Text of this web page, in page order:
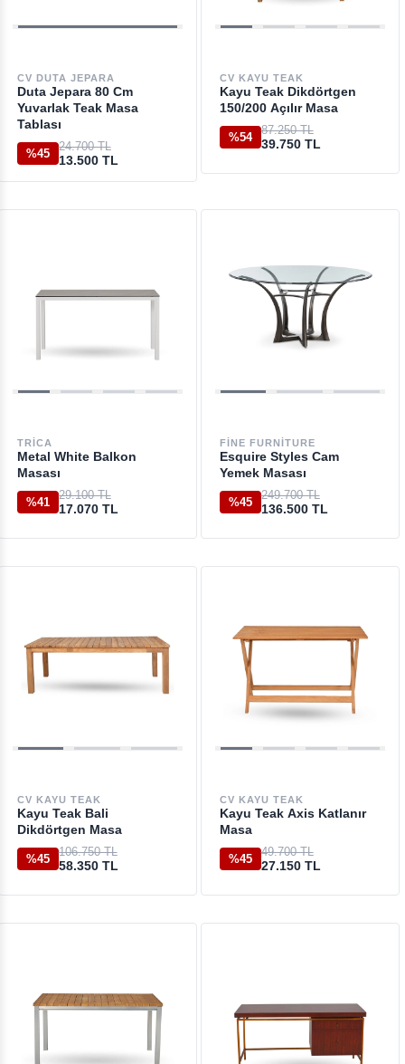
CV DUTA JEPARA
Duta Jepara 80 Cm
Yuvarlak Teak Masa
Tablası
%45
24.700 TL
13.500 TL
CV KAYU TEAK
Kayu Teak Dikdörtgen
150/200 Açılır Masa
%54
87.250 TL
39.750 TL
TRICA
Metal White Balkon
Masası
%41
29.100 TL
17.070 TL
FINE FURNITURE
Esquire Styles Cam
Yemek Masası
%45
249.700 TL
136.500 TL
CV KAYU TEAK
Kayu Teak Bali
Dikdörtgen Masa
%45
106.750 TL
58.350 TL
CV KAYU TEAK
Kayu Teak Axis Katlanır
Masa
%45
49.700 TL
27.150 TL